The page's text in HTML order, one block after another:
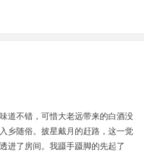
不错，可惜大老远带来的白酒没
乡随俗。披星戴月的赶路，这一觉
进了房间。我蹑手蹑脚的先起了